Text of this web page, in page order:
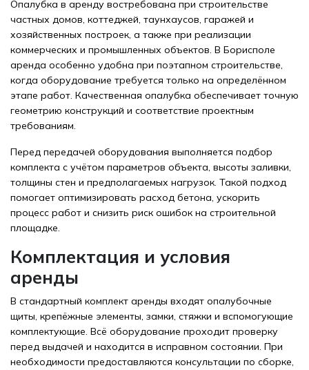
Опалубка в аренду востребована при строительстве
частных домов, коттеджей, таунхаусов, гаражей и
хозяйственных построек, а также при реализации
коммерческих и промышленных объектов. В Борисполе
аренда особенно удобна при поэтапном строительстве,
когда оборудование требуется только на определённом
этапе работ. Качественная опалубка обеспечивает точную
геометрию конструкций и соответствие проектным
требованиям.
Перед передачей оборудования выполняется подбор
комплекта с учётом параметров объекта, высоты заливки,
толщины стен и предполагаемых нагрузок. Такой подход
помогает оптимизировать расход бетона, ускорить
процесс работ и снизить риск ошибок на строительной
площадке.
Комплектация и условия
аренды
В стандартный комплект аренды входят опалубочные
щиты, крепёжные элементы, замки, стяжки и вспомогующие
комплектующие. Всё оборудование проходит проверку
перед выдачей и находится в исправном состоянии. При
необходимости предоставляются консультации по сборке,